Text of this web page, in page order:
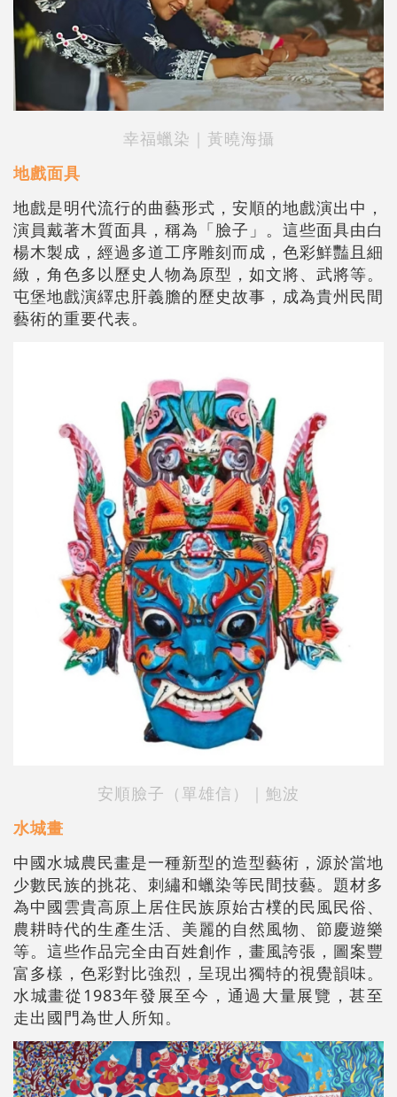
幸福蠟染｜黃曉海攝
地戲面具
地戲是明代流行的曲藝形式，安順的地戲演出中，
演員戴著木質面具，稱為「臉子」。這些面具由白
楊木製成，經過多道工序雕刻而成，色彩鮮豔且細
緻，角色多以歷史人物為原型，如文將、武將等。
屯堡地戲演繹忠肝義膽的歷史故事，成為貴州民間
藝術的重要代表。
安順臉子（單雄信）｜鮑波
水城畫
中國水城農民畫是一種新型的造型藝術，源於當地
少數民族的挑花、刺繡和蠟染等民間技藝。題材多
為中國雲貴高原上居住民族原始古樸的民風民俗、
農耕時代的生產生活、美麗的自然風物、節慶遊樂
等。這些作品完全由百姓創作，畫風誇張，圖案豐
富多樣，色彩對比強烈，呈現出獨特的視覺韻味。
水城畫從1983年發展至今，通過大量展覽，甚至
走出國門為世人所知。